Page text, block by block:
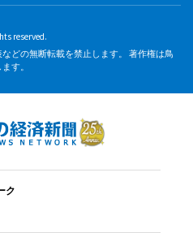
reserved.
どの無断転載を禁止します。 著作権は鳥
す。
ク